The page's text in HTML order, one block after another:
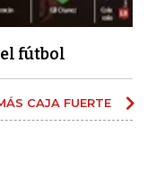
fútbol
CAJA FUERTE